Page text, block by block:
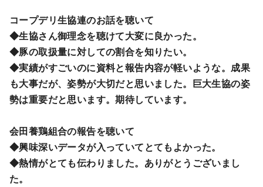
コープデリ生協連のお話を聴いて
◆生協さん御理念を聴けて大変に良かった。
◆豚の取扱量に対しての割合を知りたい。
◆実績がすごいのに資料と報告内容が軽いような。成果
も大事だが、姿勢が大切だと思いました。巨大生協の姿
勢は重要だと思います。期待しています。
会田養鶏組合の報告を聴いて
◆興味深いデータが入っていてとてもよかった。
◆熱情がとても伝わりました。ありがとうございまし
た。